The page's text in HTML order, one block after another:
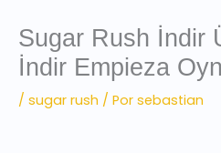
Sugar Rush İndir
İndir Empieza
/ sugar rush / Por sebastian